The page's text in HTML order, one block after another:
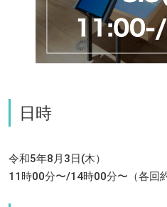
日時
令和5年8月3日(木）
11時00分〜/14時00分〜（各回